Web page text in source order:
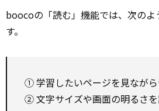
boocoの「読む」 機能では、次のよ
す。
① 学習したいページを見なが
② 文字サイズや画面の明るさ